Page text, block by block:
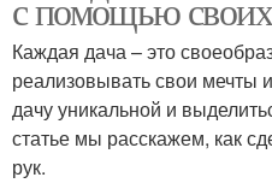
Каждая дача – это
реализовывать свои мечты
дачу уникальной и
статье мы расскажем, как
рук.